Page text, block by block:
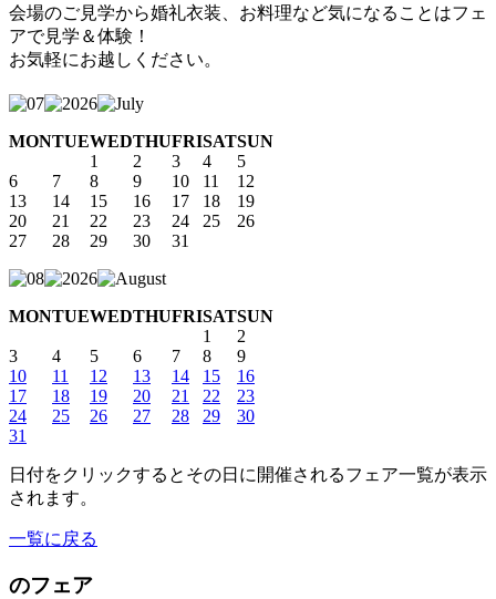
会場のご見学から婚礼衣装、お料理など気になることはフェ
アで見学＆体験！
お気軽にお越しください。
MONTUEWEDTHUFRISATSUN
1
2 3 4
5
6
7 8 9 10 11
12
13
14 15 16 17 18
19
20
21 22 23 24 25
26
27
28 29 30 31
MONTUEWEDTHUFRISATSUN
1
2
3
4 5 6 7 8
9
10
11 12 13 14 15
16
17
18 19 20 21 22
23
24
25 26 27 28 29
30
31
日付をクリックするとその日に開催されるフェア一覧が表示
されます。
一覧に戻る
のフェア